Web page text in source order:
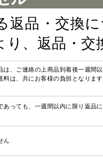
返品・交換
り、返品・
は、ご連絡の上商品到着後一週間
料は、共にお客様の負担となりま
あっても、一週間以内に限り返品
ん